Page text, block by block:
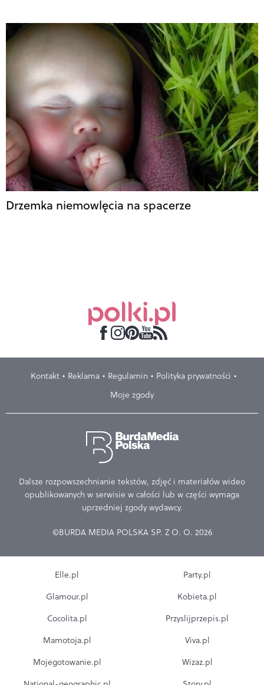
Drzemka niemowlęcia na spacerze
Kontakt Reklama Regulamin
Polityka prywatności
Moje zgody
Dalsze rozpowszechnianie tekstów, zdjęć i materiałów wideo
opublikowanych w serwisie w całości lub w części wymaga
uprzedniej zgody wydawcy.
©BURDA MEDIA POLSKA SP. Z O. O. 2026
Elle.pl
Glamour.pl
Cocolita.pl
Mamotoja.pl
Mojegotowanie.pl
Party.pl
Kobieta.pl
Przyslijprzepis.pl
Viva.pl
Wizaz.pl